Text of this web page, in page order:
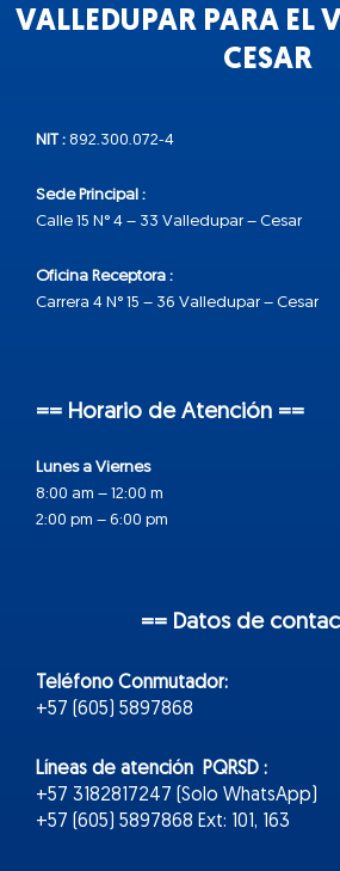
VALLEDUPAR PARA EL
CESAR
NIT : 892.300.072-4
Sede Principal :
Calle 15 N° 4 – 33 Valledupar – Cesar
Oficina Receptora :
Carrera 4 N° 15 – 36 Valledupar – Cesar
== Horario de Atención ==
Lunes a Viernes
8:00 am – 12:00 m
2:00 pm – 6:00 pm
== Datos de
Teléfono Conmutador:
+57 (605) 5897868
Líneas de atención PQRSD :
+57 3182817247 (Solo WhatsApp)
+57 (605) 5897868 Ext: 101, 163